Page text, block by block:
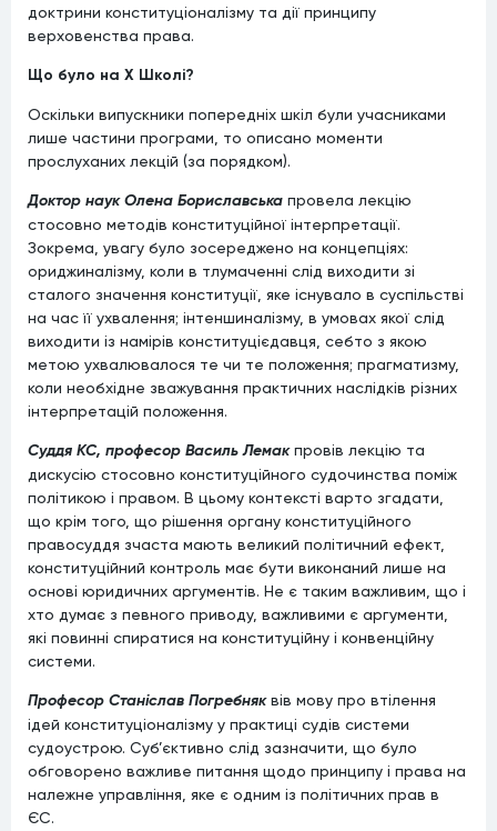
доктрини конституціоналізму та дії принципу
верховенства права.
Що було на Х Школі?
Оскільки випускники попередніх шкіл були учасниками
лише частини програми, то описано моменти
прослуханих лекцій (за порядком).
Доктор наук Олена Бориславська провела лекцію
стосовно методів конституційної інтерпретації.
Зокрема, увагу було зосереджено на концепціях:
ориджиналізму, коли в тлумаченні слід виходити зі
сталого значення конституції, яке існувало в суспільстві
на час її ухвалення; інтеншиналізму, в умовах якої слід
виходити із намірів конституцієдавця, себто з якою
метою ухвалювалося те чи те положення; прагматизму,
коли необхідне зважування практичних наслідків різних
інтерпретацій положення.
Суддя КС, професор Василь Лемакпровів лекцію та
дискусію стосовно конституційного судочинства поміж
політикою і правом. В цьому контексті варто згадати,
що крім того, що рішення органу конституційного
правосуддя зчаста мають великий політичний ефект,
конституційний контроль має бути виконаний лише на
основі юридичних аргументів. Не є таким важливим, що і
хто думає з певного приводу, важливими є аргументи,
які повинні спиратися на конституційну і конвенційну
системи.
Професор Станіслав Погребняквів мову про втілення
ідей конституціоналізму у практиці судів системи
судоустрою. Суб’єктивно слід зазначити, що було
обговорено важливе питання щодо принципу і права на
належне управління, яке є одним із політичних прав в
ЄС.